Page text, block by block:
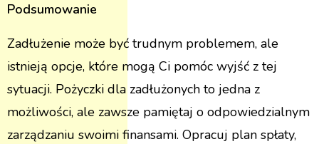
Podsumowanie
Zadłużenie może być trudnym problemem, ale
istnieją opcje, które mogą Ci pomóc wyjść z tej
sytuacji. Pożyczki dla zadłużonych to jedna z
możliwości, ale zawsze pamiętaj o odpowiedzialnym
zarządzaniu swoimi finansami. Opracuj plan spłaty,